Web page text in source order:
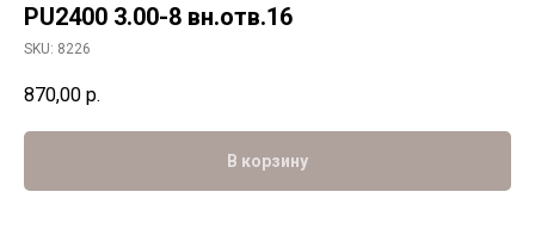
PU2400 3.00-8 вн.отв.16
SKU: 8226
870,00 р.
В корзину